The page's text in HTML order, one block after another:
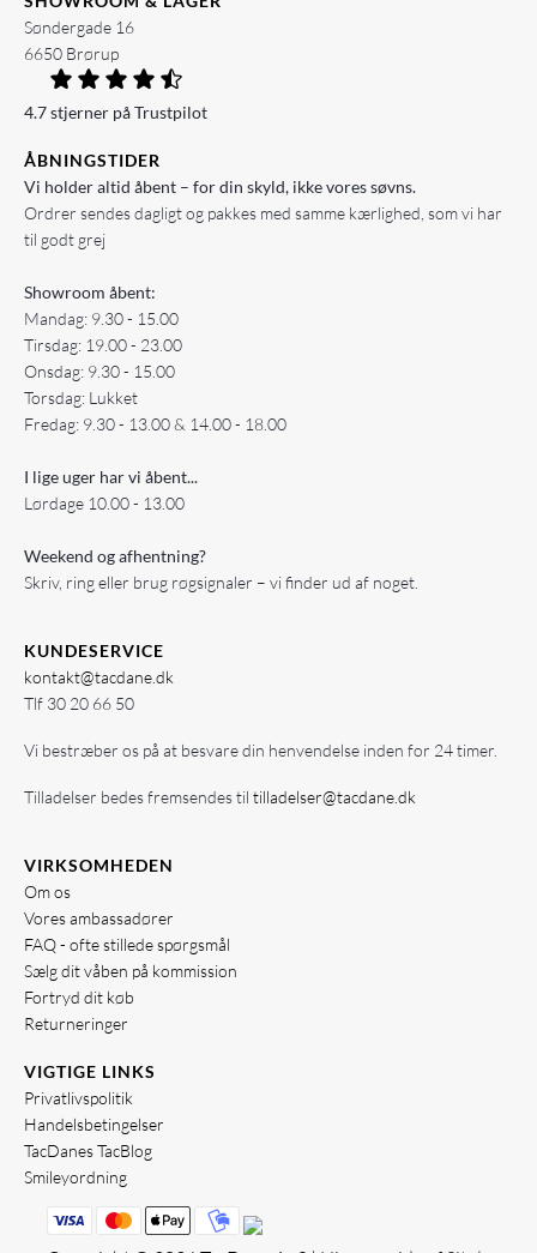
Søndergade 16
6650 Brørup
4.7 stjerner på Trustpilot
ÅBNINGSTIDER
Vi holder altid åbent – for din skyld, ikke vores søvns.
Ordrer sendes dagligt og pakkes med samme kærlighed, som vi har
til godt grej
Showroom åbent:
Mandag: 9.30 - 15.00
Tirsdag: 19.00 - 23.00
Onsdag: 9.30 - 15.00
Torsdag: Lukket
Fredag: 9.30 - 13.00 & 14.00 - 18.00
I lige uger har vi åbent...
Lørdage 10.00 - 13.00
Weekend og afhentning?
Skriv, ring eller brug røgsignaler – vi finder ud af noget.
KUNDESERVICE
kontakt@tacdane.dk
Tlf 30 20 66 50
Vi bestræber os på at besvare din henvendelse inden for 24 timer.
Tilladelser bedes fremsendes til tilladelser@tacdane.dk
VIRKSOMHEDEN
Om os
Vores ambassadører
FAQ - ofte stillede spørgsmål
Sælg dit våben på kommission
Fortryd dit køb
Returneringer
VIGTIGE LINKS
Privatlivspolitik
Handelsbetingelser
TacDanes TacBlog
Smileyordning